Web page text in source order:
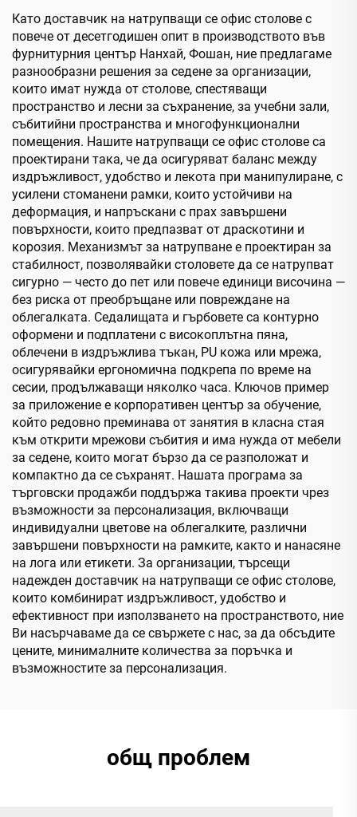
Като доставчик на натрупващи се офис столове с
повече от десетгодишен опит в производството във
фурнитурния център Нанхай, Фошан, ние предлагаме
разнообразни решения за седене за организации,
които имат нужда от столове, спестяващи
пространство и лесни за съхранение, за учебни зали,
събитийни пространства и многофункционални
помещения. Нашите натрупващи се офис столове са
проектирани така, че да осигуряват баланс между
издръжливост, удобство и лекота при манипулиране, с
усилени стоманени рамки, които устойчиви на
деформация, и напръскани с прах завършени
повърхности, които предпазват от драскотини и
корозия. Механизмът за натрупване е проектиран за
стабилност, позволявайки столовете да се натрупват
сигурно — често до пет или повече единици височина —
без риска от преобръщане или повреждане на
облегалката. Седалищата и гърбовете са контурно
оформени и подплатени с високоплътна пяна,
облечени в издръжлива тъкан, PU кожа или мрежа,
осигурявайки ергономична подкрепа по време на
сесии, продължаващи няколко часа. Ключов пример
за приложение е корпоративен център за обучение,
който редовно преминава от занятия в класна стая
към открити мрежови събития и има нужда от мебели
за седене, които могат бързо да се разположат и
компактно да се съхранят. Нашата програма за
търговски продажби поддържа такива проекти чрез
възможности за персонализация, включващи
индивидуални цветове на облегалките, различни
завършени повърхности на рамките, както и нанасяне
на лога или етикети. За организации, търсещи
надежден доставчик на натрупващи се офис столове,
които комбинират издръжливост, удобство и
ефективност при използването на пространството, ние
Ви насърчаваме да се свържете с нас, за да обсъдите
цените, минималните количества за поръчка и
възможностите за персонализация.
общ проблем